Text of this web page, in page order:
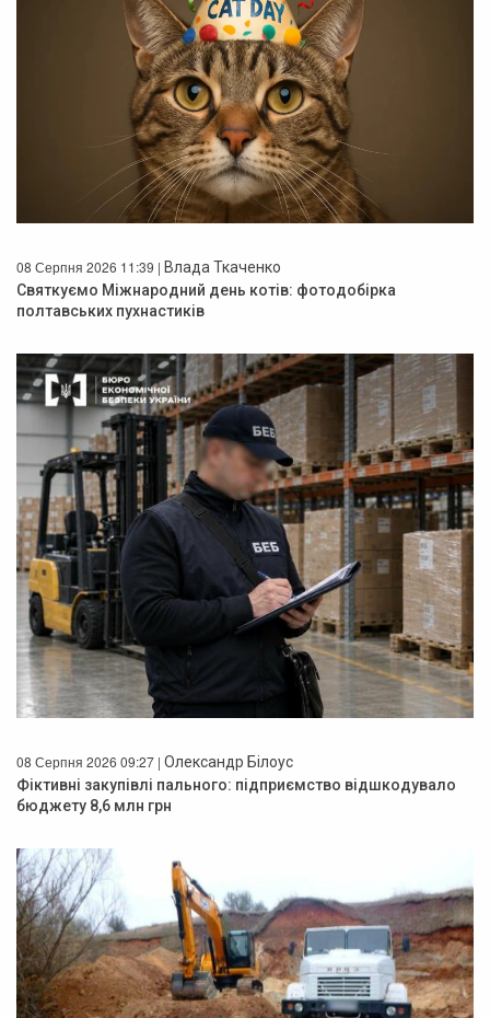
08 Серпня 2026 11:39 | Влада Ткаченко
Святкуємо Міжнародний день котів: фотодобірка
полтавських пухнастиків
08 Серпня 2026 09:27 | Олександр Білоус
Фіктивні закупівлі пального: підприємство відшкодувало
бюджету 8,6 млн грн